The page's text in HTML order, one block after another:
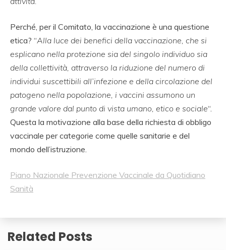
Perché, per il Comitato, la vaccinazione è una questione
etica? “Alla luce dei benefici della vaccinazione, che si
esplicano nella protezione sia del singolo individuo sia
della collettività, attraverso la riduzione del numero di
individui suscettibili all’infezione e della circolazione del
patogeno nella popolazione, i vaccini assumono un
grande valore dal punto di vista umano, etico e sociale“.
Questa la motivazione alla base della richiesta di obbligo
vaccinale per categorie come quelle sanitarie e del
mondo dell’istruzione.
Piano Nazionale Prevenzione Vaccinale da Quotidiano
Sanità
Related Posts